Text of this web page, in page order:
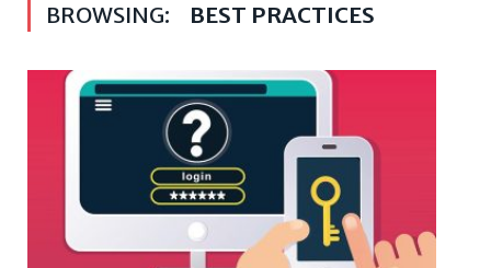
BROWSING: BEST PRACTICES